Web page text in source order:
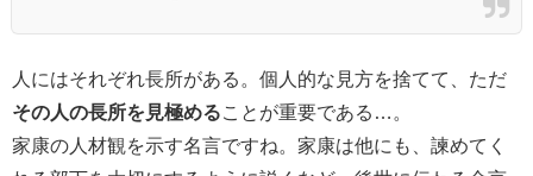
人にはそれぞれ長所がある。個人的な見方を捨てて、ただ
その人の長所を見極める ことが重要である…。
家康の人材観を示す名言ですね。家康は他にも、諫めてく